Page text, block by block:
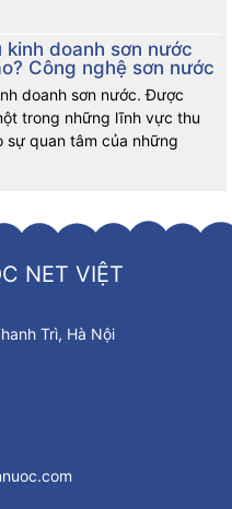
kinh doanh sơn nước
Công nghệ sơn nước
doanh sơn nước. Được
trong những lĩnh vực thu
sự quan tâm của những
NET VIỆT
Trì, Hà Nội